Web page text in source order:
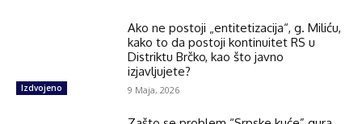
Izdvojeno
Ako ne postoji „entitetizacija“, g. Miliću,
kako to da postoji kontinuitet RS u
Distriktu Brčko, kao što javno
izjavljujete?
9 Maja, 2026